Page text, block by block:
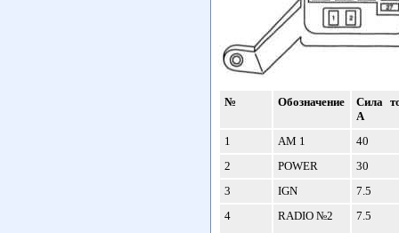
№ Обозначение
Сила
А
1
AM 1
40
2
POWER
30
3
IGN
7.5
4
RADIO №2 7.5